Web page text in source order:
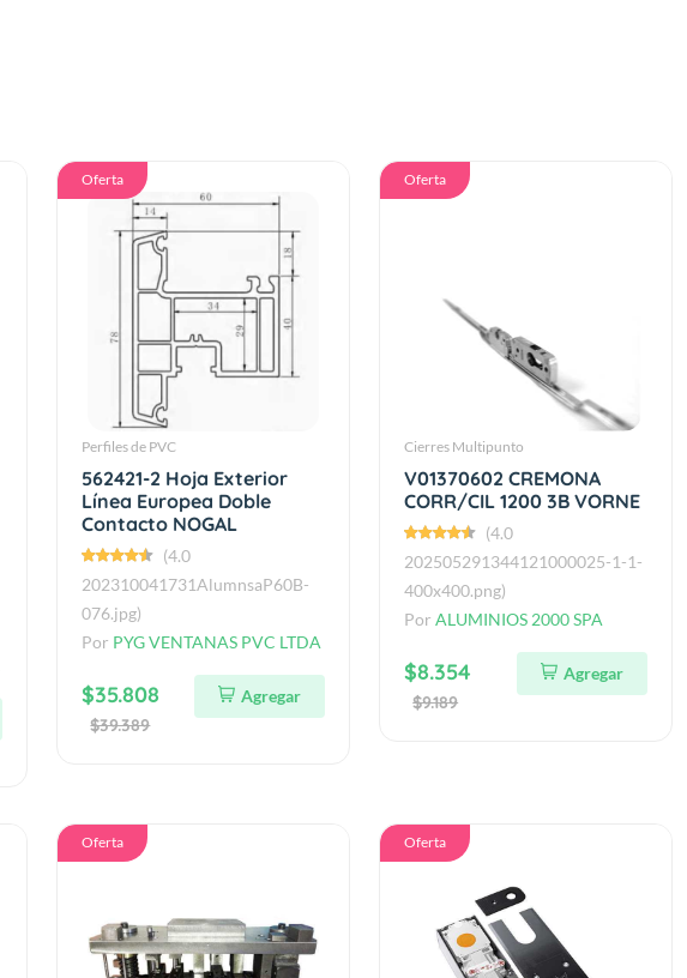
Oferta
Perfiles de PVC
562421-2 Hoja Exterior
Línea Europea Doble
Contacto NOGAL
(4.0
202310041731AlumnsaP60B-
076.jpg)
Por PYG VENTANAS PVC LTDA
$35.808
$39.389
Agregar
Oferta
Cierres Multipunto
V01370602 CREMONA
CORR/CIL 1200 3B VORNE
(4.0
202505291344121000025-1-1-
400x400.png)
PorALUMINIOS 2000 SPA
$8.354
$9.189
Agregar
Oferta Oferta